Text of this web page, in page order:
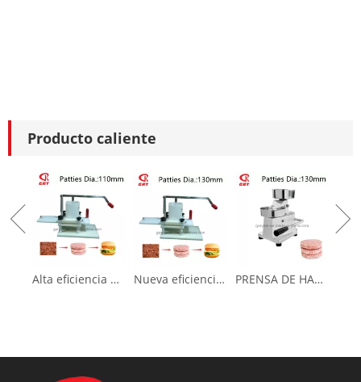
Producto caliente
Alta eficiencia Nueva prensa de hamburguesas para hacer pastel de carne (GRT-HR-110L) Nueva eficiencia nueva prensa de hamburguesas para hacer pastel de carne (GRT-HR-130L) PRENSA DE HAMBURRERA (GRT-HF100) Fabricante de empanadas de carne